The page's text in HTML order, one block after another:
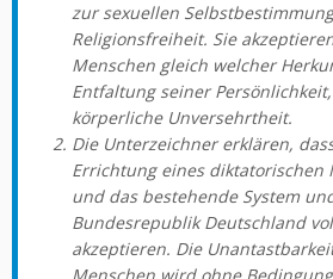
zur sexuellen
Religionsfreiheit. Sie
Menschen gleich welcher
Entfaltung seiner
körperliche Unversehrtheit.
Die Unterzeichner erklären,
Errichtung eines diktatorischen
und das bestehende System
Bundesrepublik Deutschland
akzeptieren. Die